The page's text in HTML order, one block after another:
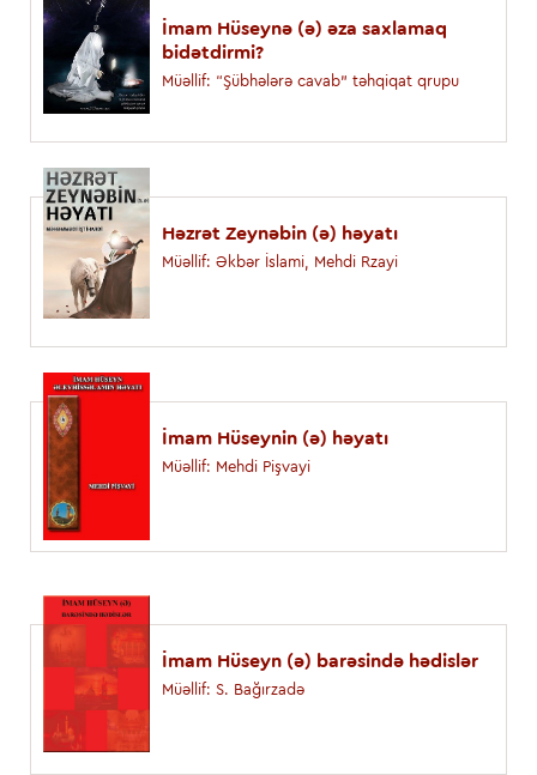
İmam Hüseynə (ə) əza saxlamaq
bidətdirmi?
Müəllif: “Şübhələrə cavab” təhqiqat qrupu
Həzrət Zeynəbin (ə) həyatı
Müəllif: Əkbər İslami, Mehdi Rzayi
İmam Hüseynin (ə) həyatı
Müəllif: Mehdi Pişvayi
İmam Hüseyn (ə) barəsində hədislər
Müəllif: S. Bağırzadə